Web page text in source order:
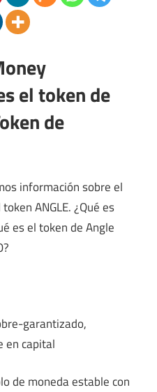
el token de
de
información sobre el
ANGLE. ¿Qué es
es el token de Angle
garantizado,
en capital
de moneda estable con